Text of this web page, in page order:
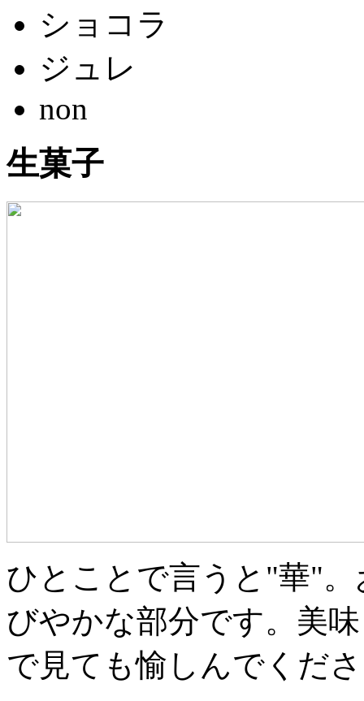
ショコラ
ジュレ
non
生菓子
ひとことで言うと"華"
びやかな部分です。美
で見ても愉しんでくだ